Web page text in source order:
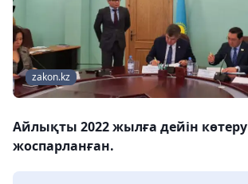
zakon.kz
Айлықты 2022 жылға дейін көтеру
жоспарланған.